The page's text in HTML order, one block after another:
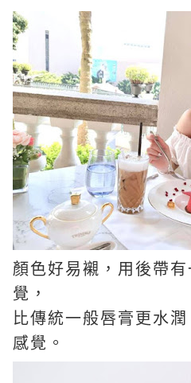
顏色好易襯，用後帶
覺，
比傳統一般唇膏更水
感覺。